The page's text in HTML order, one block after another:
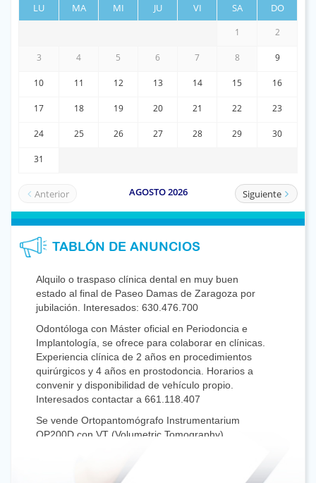
TABLÓN DE ANUNCIOS
Alquilo o traspaso clínica dental en muy buen
estado al final de Paseo Damas de Zaragoza por
jubilación. Interesados: 630.476.700
Odontóloga con Máster oficial en Periodoncia e
Implantología, se ofrece para colaborar en clínicas.
Experiencia clínica de 2 años en procedimientos
quirúrgicos y 4 años en prostodoncia. Horarios a
convenir y disponibilidad de vehículo propio.
Interesados contactar a 661.118.407
Se vende Ortopantomógrafo Instrumentarium
OP200D con VT (Volumetric Tomography)
Interesados llamar al 976535510-606818809